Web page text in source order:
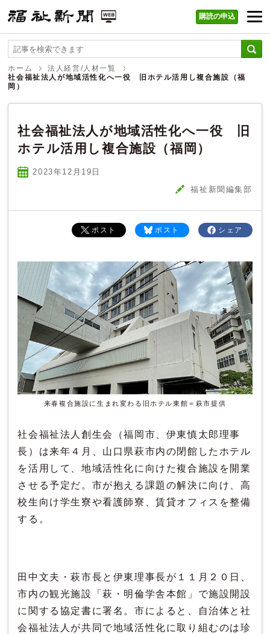
福祉新聞 WEB
購読の申込
ホーム
法人経営/人材一覧
社会福祉法人が地域活性化へ一役 旧ホテル活用し複合施設（福
岡）
社会福祉法人が地域活性化へ一役 旧
ホテル活用し複合施設（福岡）
2023年12 月 19 日
福祉新聞編集部
シェア
ポスト
ポスト
来春複合施設に生まれ変わる旧ホテル東館＝萩市提供
社会福祉法人創生会（福岡市、伊東慎太郎理事
長）は来年４月、山口県萩市内の閉館したホテル
を活用して、地域活性化に向けた複合施設を開業
させる予定だ。市が抱える課題の解決に向け、高
校生向け学生寮や看護師寮、賃貸オフィスを整備
する。
田中文夫・萩市長と伊東理事長が１１月２０日、
市内の観光施設「萩・明倫学舎本館」で施設開設
に関する協定書に署名。市によると、自治体と社
会福祉法人が共同で地域活性化に取り組むのは珍